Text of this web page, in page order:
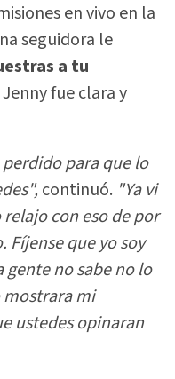
en vivo en la
seguidora le
a tu
fue clara y
para que lo
continuó. "Ya vi
con eso de por
que yo soy
no sabe no lo
mostrara mi
ustedes opinaran